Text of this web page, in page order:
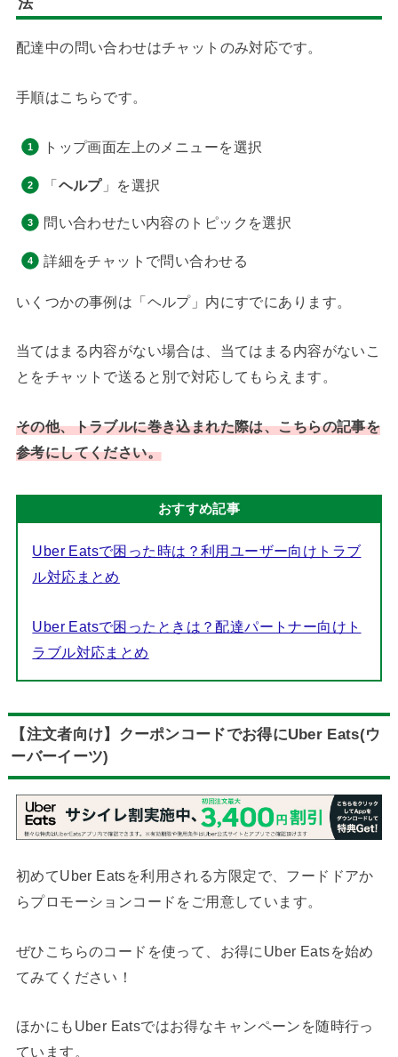
配達中の問い合わせはチャットのみ対応です。
手順はこちらです。
トップ画面左上のメニューを選択
「ヘルプ」を選択
問い合わせたい内容のトピックを選択
詳細をチャットで問い合わせる
いくつかの事例は「ヘルプ」内にすでにあります。
当てはまる内容がない場合は、当てはまる内容がないこ
とをチャットで送ると別で対応してもらえます。
その他、トラブルに巻き込まれた際は、こちらの記事を
参考にしてください。
おすすめ記事
Uber Eatsで困った時は？利用ユーザー向けトラブ
ル対応まとめ
Uber Eatsで困ったときは？配達パートナー向けト
ラブル対応まとめ
【注文者向け】クーポンコードでお得にUber Eats(ウ
ーバーイーツ)
初めてUber Eatsを利用される方限定で、フードドアか
らプロモーションコードをご用意しています。
ぜひこちらのコードを使って、お得にUber Eatsを始め
てみてください！
ほかにもUber Eatsではお得なキャンペーンを随時行っ
ています。